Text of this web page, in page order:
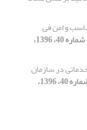
و امن فی
[دوره 13، شماره 40، 1396،
در سازمان
[دوره 13، شماره 40، 1396،